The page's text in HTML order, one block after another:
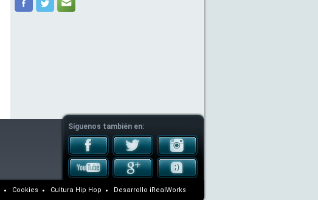
Síguenos también en:
Cookies Cultura Hip Hop Desarrollo iRealWorks